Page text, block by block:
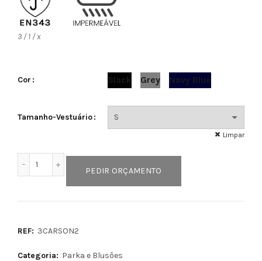
3 / 1 / x
Cor Black Grey Navy Blue
Tamanho-Vestuário
Limpar
Quantidade de CARSON2
PEDIR ORÇAMENTO
REF: 3CARSON2
Categoria: Parka e Blusões